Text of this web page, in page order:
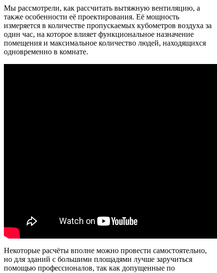
Мы рассмотрели, как рассчитать вытяжную вентиляцию, а
также особенности её проектирования. Её мощность
измеряется в количестве пропускаемых кубометров воздуха за
один час, на которое влияет функциональное назначение
помещения и максимальное количество людей, находящихся
одновременно в комнате.
Некоторые расчёты вполне можно провести самостоятельно,
но для зданий с большими площадями лучше заручиться
помощью профессионалов, так как допущенные по